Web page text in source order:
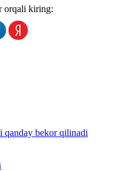
orqali kiring:
qanday bekor qilinadi